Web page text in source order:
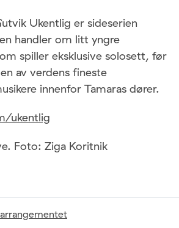
Ukentlig er sideserien
handler om litt yngre
spiller eksklusive solosett, før
av verdens fineste
innenfor Tamaras dører.
ukentlig
Foto: Ziga Koritnik